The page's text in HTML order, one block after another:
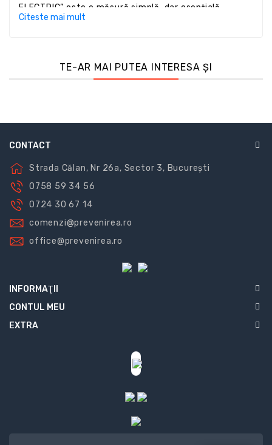
ELECTRIC” este o măsură simplă, dar esențială,
pentru prevenirea accidentelor și protecția
Citeste mai mult
TE-AR MAI PUTEA INTERESA ȘI
CONTACT
Strada Călan, Nr 26a, Sector 3, București
0758 59 34 56
0724 30 67 14
comenzi@prevenirea.ro
office@prevenirea.ro
INFORMAŢII
CONTUL MEU
EXTRA